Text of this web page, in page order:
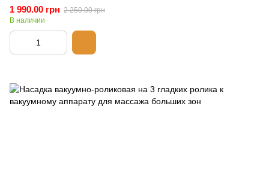
1 990.00 грн 2 250.00 грн
В наличии